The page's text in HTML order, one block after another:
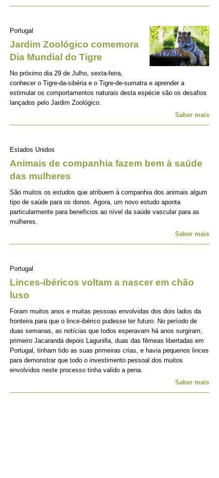
Portugal
Jardim Zoológico comemora
Dia Mundial do Tigre
No próximo dia 29 de Julho, sexta-feira,
conhecer o Tigre-da-sibéria e o Tigre-de-sumatra e aprender a
estimular os comportamentos naturais desta espécie são os desafios
lançados pelo Jardim Zoológico.
Saber mais
Estados Unidos
Animais de companhia fazem bem à saúde
das mulheres
São muitos os estudos que atribuem à companhia dos animais algum
tipo de saúde para os donos. Agora, um novo estudo aponta
particularmente para beneficios ao nível da saúde vascular para as
mulheres.
Saber mais
Portugal
Linces-ibéricos voltam a nascer em chão
luso
Foram muitos anos e muitas pessoas envolvidas dos dois lados da
fronteira para que o lince-ibérico pudesse ter futuro. No período de
duas semanas, as notícias que todos esperavam há anos surgiram,
primeiro Jacarandá depois Lagunilla, duas das fêmeas libertadas em
Portugal, tinham tido as suas primeiras crias, e havia pequenos linces
para demonstrar que todo o investimento pessoal dos muitos
envolvidos neste processo tinha valido a pena.
Saber mais